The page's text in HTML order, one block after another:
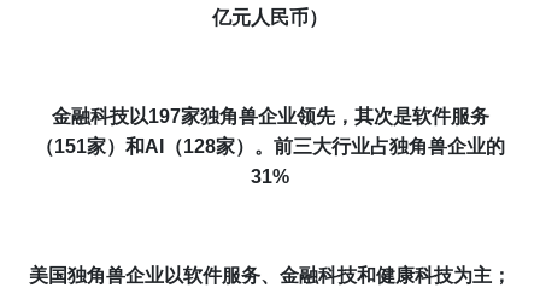
亿元人民币）
金融科技以197家独角兽企业领先，其次是软件服务
（151家）和AI（128家）。前三大行业占独角兽企业的
31%
美国独角兽企业以软件服务、金融科技和健康科技为主；